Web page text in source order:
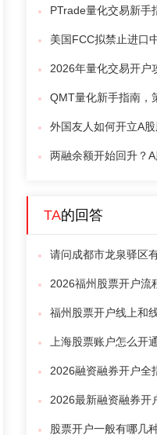
TA的回答
请问成都市龙泉驿区
福州股票开户线上和